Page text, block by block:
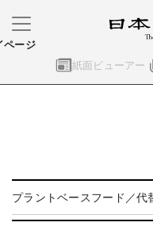
紙面ビューアー
ページ
プラントベースフード／代